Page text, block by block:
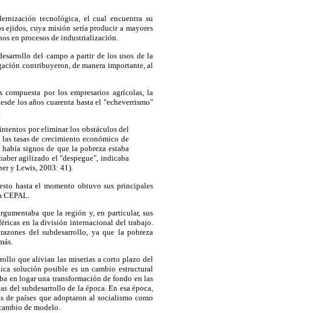
tecnológica, el cual encuentra su
ejidos, cuya misión sería producir a mayores
en procesos de industrialización.
del campo a partir de los usos de la
contribuyeron, de manera importante, al
por los empresarios agrícolas, la
los años cuarenta hasta el "echeverrismo"
por eliminar los obstáculos del
tasas de crecimiento económico de
signos de que la pobreza estaba
agilizado el "despegue", indicaba
y Lewis, 2003: 41).
hasta el momento obtuvo sus principales
CEPAL.
que la región y, en particular, sus
en la división internacional del trabajo.
del subdesarrollo, ya que la pobreza
que alivian las miserias a corto plazo del
solución posible es un cambio estructural
en logar una transformación de fondo en las
del subdesarrollo de la época. En esa época,
de países que adoptaron al socialismo como
de modelo.